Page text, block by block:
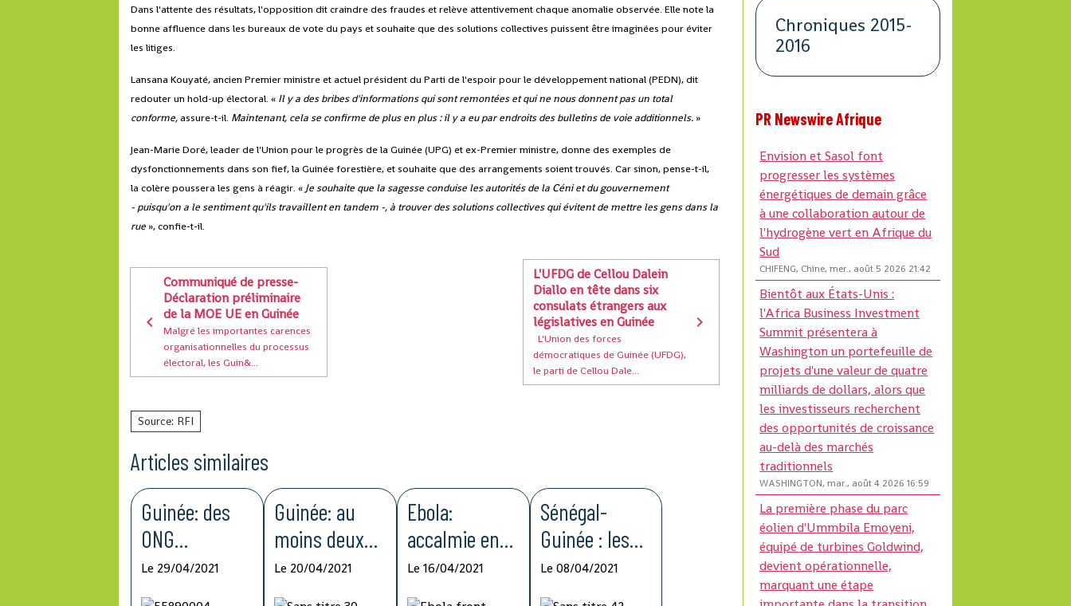
Dans l'attente des résultats, l'opposition dit craindre des fraudes et relève attentivement chaque anomalie observée. Elle note la
bonne affluence dans les bureaux de vote du pays et souhaite que des solutions collectives puissent être imaginées pour éviter
les litiges.
Lansana Kouyaté, ancien Premier ministre et actuel président du Parti de l'espoir pour le développement national (PEDN), dit
redouter un hold-up électoral. « Il y a des bribes d'informations qui sont remontées et qui ne nous donnent pas un total
conforme,assure-t-il. Maintenant, cela se confirme de plus en plus : il y a eu par endroits des bulletins de voie additionnels. »
Jean-Marie Doré, leader de l'Union pour le progrès de la Guinée (UPG) et ex-Premier ministre, donne des exemples de
dysfonctionnements dans son fief, la Guinée forestière, et souhaite que des arrangements soient trouvés. Car sinon, pense-t-il,
la colère poussera les gens à réagir. « Je souhaite que la sagesse conduise les autorités de la Céni et du gouvernement
- puisqu'on a le sentiment qu'ils travaillent en tandem -, à trouver des solutions collectives qui évitent de mettre les gens dans la
rue », confie-t-il.
Communiqué de presse-
Déclaration préliminaire
de la MOE UE en Guinée
Malgré les importantes carences
organisationnelles du processus
électoral, les Guin&...
L'UFDG de Cellou Dalein
Diallo en tête dans six
consulats étrangers aux
législatives en Guinée
L'Union des forces
démocratiques de Guinée (UFDG),
le parti de Cellou Dale...
Source: RFI
Articles similaires
Guinée: des
ONG
dénoncent la
détention
Le 29/04/2021
Guinée: au
moins deux
morts à
Kouroussa
Le 20/04/2021
Ebola:
accalmie en
Guinée et en
RDC, mais les
Le 16/04/2021
Sénégal-
Guinée : les
commerçants
alertent sur la
Le 08/04/2021
Chroniques 2015-
2016
PR Newswire Afrique
Envision et Sasol font
progresser les systèmes
énergétiques de demain grâce
à une collaboration autour de
l'hydrogène vert en Afrique du
Sud
CHIFENG, Chine, mer., août 5 2026 21:42
Bientôt aux États-Unis :
l'Africa Business Investment
Summit présentera à
Washington un portefeuille de
projets d'une valeur de quatre
milliards de dollars, alors que
les investisseurs recherchent
des opportunités de croissance
au-delà des marchés
traditionnels
WASHINGTON, mar., août 4 2026 16:59
La première phase du parc
éolien d'Ummbila Emoyeni,
équipé de turbines Goldwind,
devient opérationnelle,
marquant une étape